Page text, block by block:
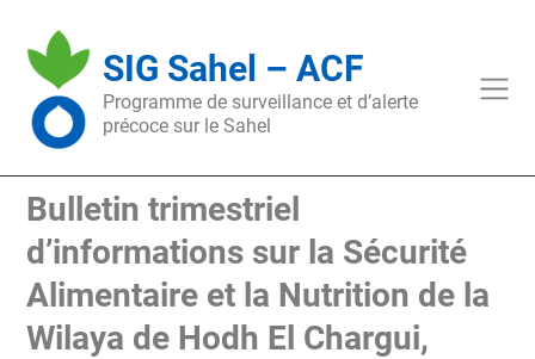
content
SIG Sahel – ACF
Programme de surveillance et d’alerte
précoce sur le Sahel
Bulletin trimestriel
d’informations sur la Sécurité
Alimentaire et la Nutrition de la
Wilaya de Hodh El Chargui,